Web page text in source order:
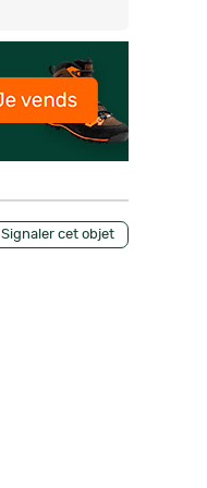
Signaler cet objet